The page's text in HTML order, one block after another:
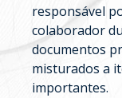
responsável
colaborador
documentos
misturados a
importantes.